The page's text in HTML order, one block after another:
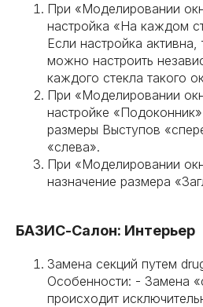
При «Моделировании
настройка «На каждом
Если настройка
можно настроить
каждого стекла такого
При «Моделировании
настройке
размеры Выступов
«слева».
При «Моделировании
назначение размера
БАЗИС-Салон: Интерьер
Замена секций путем
Особенности: - Замена
происходит